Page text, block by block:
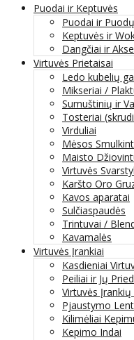
Puodai ir Keptuvės
Puodai ir
Keptuvės ir
Dangčiai ir
Virtuvės Prietaisai
Ledo kubelių
Mikseriai /
Sumuštinių ir
Tosteriai
Virduliai
Mėsos
Maisto
Virtuvės
Karšto Oro
Kavos aparatai
Sulčiaspaudės
Trintuvai /
Kavamalės
Virtuvės Įrankiai
Kasdieniai
Peiliai ir Jų
Virtuvės
Pjaustymo
Kilimėliai
Kepimo Indai